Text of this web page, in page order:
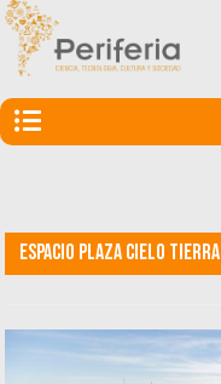
Espacio Plaza Cielo Tierra